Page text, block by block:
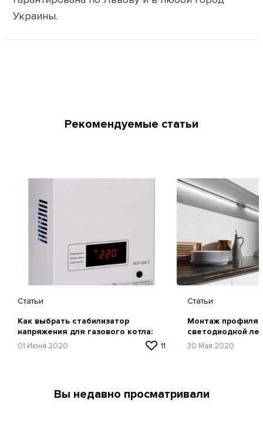
Украины.
Рекомендуемые статьи
Статьи
Как выбрать стабилизатор
напряжения для газового котла:
советы и рекомендации по выбору
01 Июня 2020 11
Статьи
Монтаж профиля
светодиодной
30 Мая 2020
Вы недавно просматривали